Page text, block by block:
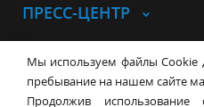
ПРЕСС-ЦЕНТР
© Совет депутатов города
НовосибирскаКонтакты
Мы используем файлы Cookie
пребывание на нашем сайте
Продолжив